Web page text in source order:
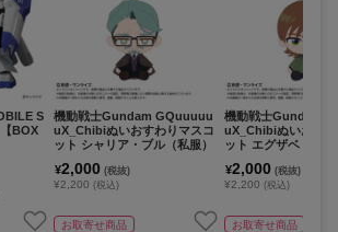
S
BOX
機動戦士Gundam GQuuuuu
uX_Chibiぬいおすわりマスコ
ット シャリア・ブル（私服）
¥2,000 (税抜)
¥2,200 (税込)
お取寄せ商品
機動戦士Gundam
uX_Chibiぬいおす
ット エグザベ・オリ
¥2,000 (税抜)
¥2,200 (税込)
お取寄せ商品